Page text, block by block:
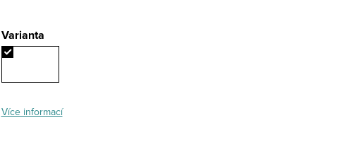
Varianta
Více informací